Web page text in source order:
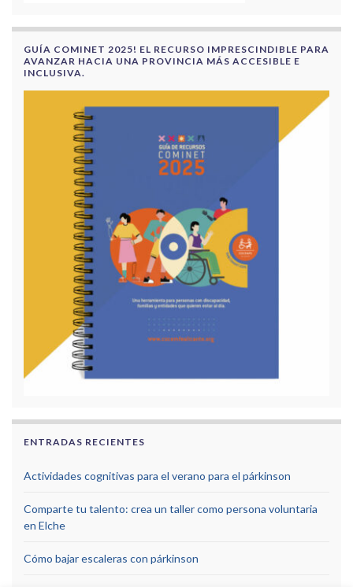
GUÍA COMINET 2025! EL RECURSO IMPRESCINDIBLE PARA
AVANZAR HACIA UNA PROVINCIA MÁS ACCESIBLE E
INCLUSIVA.
ENTRADAS RECIENTES
Actividades cognitivas para el verano para el párkinson
Comparte tu talento: crea un taller como persona voluntaria
en Elche
Cómo bajar escaleras con párkinson